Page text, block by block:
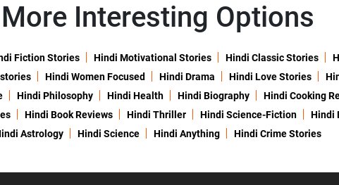
More Interesting Options
Fiction Stories Hindi Motivational Stories Hindi Classic Stories
Hindi Women Focused Hindi Drama Hindi Love Stories
Hindi Philosophy Hindi Health Hindi Biography Hindi Cooking
Hindi Book Reviews Hindi Thriller Hindi Science-Fiction Hindi
Astrology
Hindi Science Hindi Anything Hindi Crime Stories